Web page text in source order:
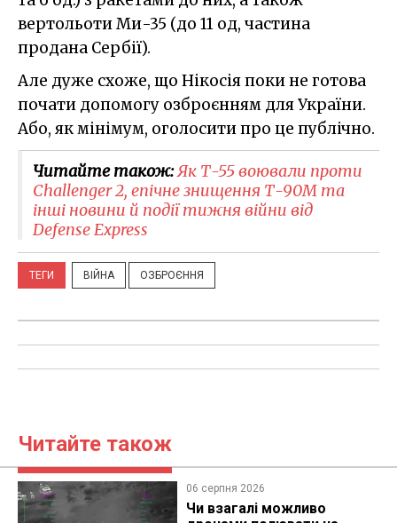
вертольоти Ми-35 (до 11 од, частина
продана Сербії).
Але дуже схоже, що Нікосія поки не готова
почати допомогу озброєнням для України.
Або, як мінімум, оголосити про це публічно.
Читайте також:Як Т-55 воювали проти
Challenger 2, епічне знищення Т-90М та
інші новини й події тижня війни від
Defense Express
ТЕГИ ВІЙНА ОЗБРОЄННЯ
Читайте також
06 серпня 2026
Чи взагалі можливо